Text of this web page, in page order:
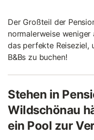
Der Großteil der
normalerweise
das perfekte Reiseziel,
B&Bs zu buchen!
Stehen in
Wildschönau
ein Pool zur